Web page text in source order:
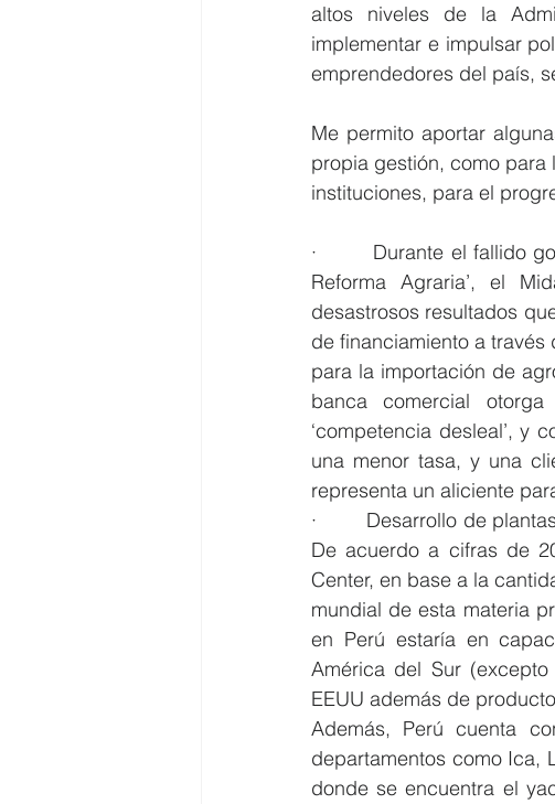
altos niveles de la
implementar e impulsar
emprendedores del país,
Me permito aportar
propia gestión, como
instituciones, para el
·        Durante el
Reforma Agraria’, el
desastrosos resultados
de financiamiento a
para la importación de
banca comercial
‘competencia desleal’, y
una menor tasa, y una
representa un aliciente
·        Desarrollo de
De acuerdo a cifras de
Center, en base a la
mundial de esta materia
en Perú estaría en
América del Sur
EEUU además de
Además, Perú cuenta
departamentos como Ica,
donde se encuentra el